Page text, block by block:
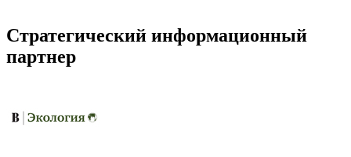
Стратегический информационный
партнер